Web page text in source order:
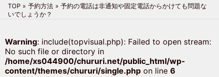
TOP » 予約方法 » 予約の電話は非通知や固定電話からかけても問題な
いでしょうか？
Warning: include(topvisual.php): Failed to open stream:
No such file or directory in
/home/xs044900/chururi.net/public_html/wp-
content/themes/chururi/single.phpon line 6